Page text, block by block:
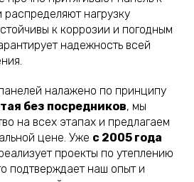
нагрузку
к коррозии и погодным
надежность всей
налажено по принципу
без посредников, мы
на всех этапах и предлагаем
цене. Уже с 2005 года
проекты по утеплению
подтверждает наш опыт и